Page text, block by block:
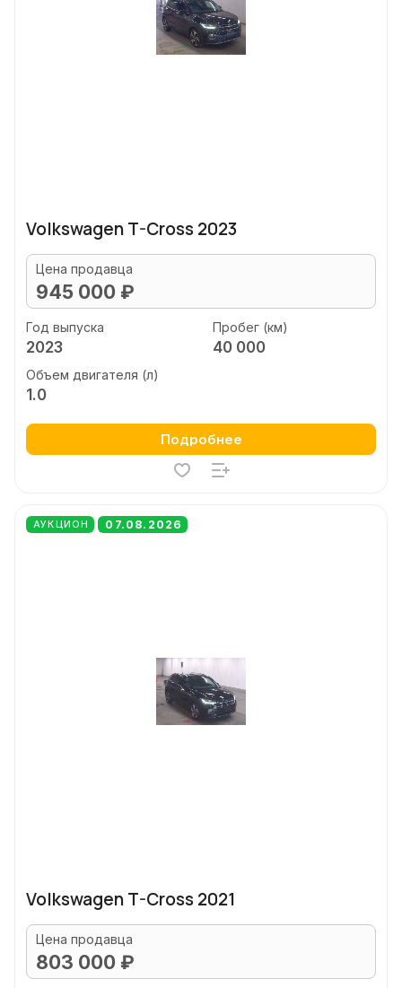
Volkswagen T-Cross 2023
Цена продавца
945 000 ₽
Год выпуска
2023
Пробег (км)
40 000
Объем двигателя (л)
1.0
Подробнее
АУКЦИОН 07.08.2026
Volkswagen T-Cross 2021
Цена продавца
803 000 ₽